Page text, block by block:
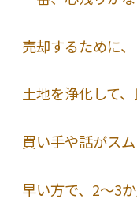
売却するために、
土地を浄化して、
買い手や話がスム
早い方で、2～3